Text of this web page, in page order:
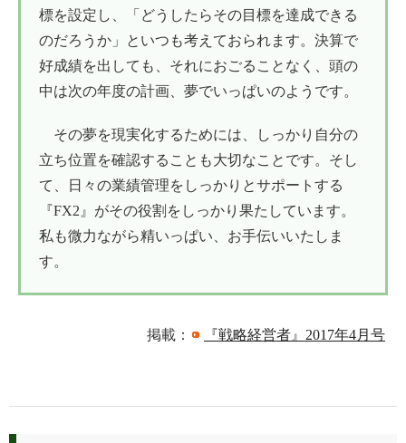
標を設定し、「どうしたらその目標を達成できる
のだろうか」といつも考えておられます。決算で
好成績を出しても、それにおごることなく、頭の
中は次の年度の計画、夢でいっぱいのようです。
その夢を現実化するためには、しっかり自分の
立ち位置を確認することも大切なことです。そし
て、日々の業績管理をしっかりとサポートする
『FX2』がその役割をしっかり果たしています。
私も微力ながら精いっぱい、お手伝いいたしま
す。
掲載： 『戦略経営者』2017年4月号